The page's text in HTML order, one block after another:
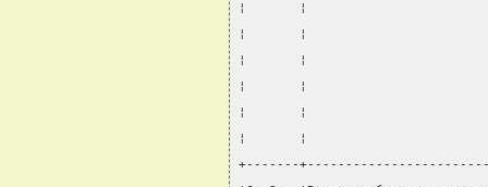
¦       ¦
¦       ¦
¦       ¦
¦       ¦
¦       ¦
¦       ¦
+-------